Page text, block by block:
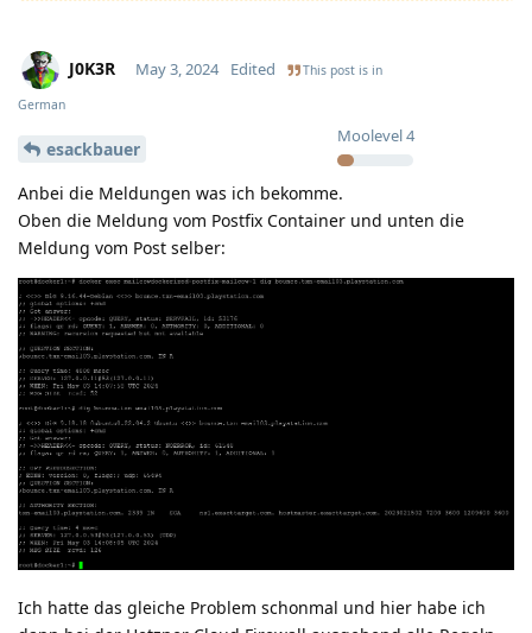
J0K3R
Moolevel4
May 3, 2024 Edited This post is in
German
esackbauer
Anbei die Meldungen was ich bekomme.
Oben die Meldung vom Postfix Container und unten die
Meldung vom Post selber:
Ich hatte das gleiche Problem schonmal und hier habe ich